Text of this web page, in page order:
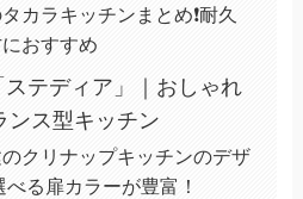
カラキッチンまとめ❗耐久
おすすめ
テディア」｜おしゃれ
ンス型キッチン
クリナップキッチンのデザ
る扉カラーが豊富！